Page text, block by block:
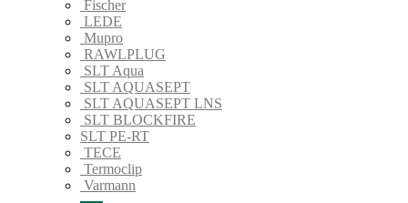
Fischer
LEDE
Mupro
RAWLPLUG
SLT Aqua
SLT AQUASEPT
SLT AQUASEPT LNS
SLT BLOCKFIRE
SLT PE-RT
TECE
Termoclip
Varmann